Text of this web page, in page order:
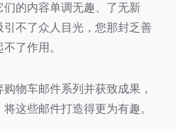
的内容单调无趣、了无新
不了众人目光，您那封乏善
了作用。
物车邮件系列并获致成果，
这些邮件打造得更为有趣。